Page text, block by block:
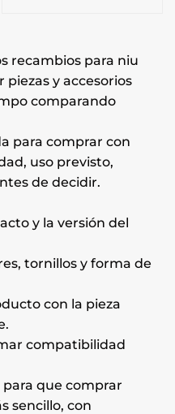
recambios para niu
y accesorios
comparando
para comprar con
uso previsto,
de decidir.
y la versión del
tornillos y forma de
con la pieza
compatibilidad
que comprar
sencillo, con